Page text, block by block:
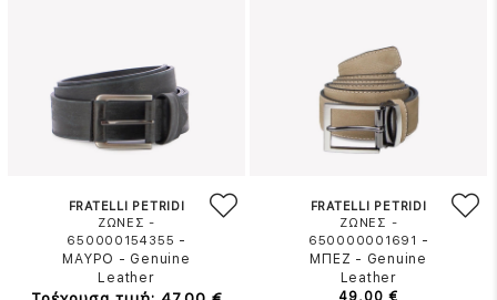
FRATELLI PETRIDI
ΖΩΝΕΣ -
650000154355 -
ΜΑΥΡΟ - Genuine
Leather
FRATELLI PETRIDI
ΖΩΝΕΣ -
650000001691 -
ΜΠΕΖ - Genuine
Leather
49,00 €